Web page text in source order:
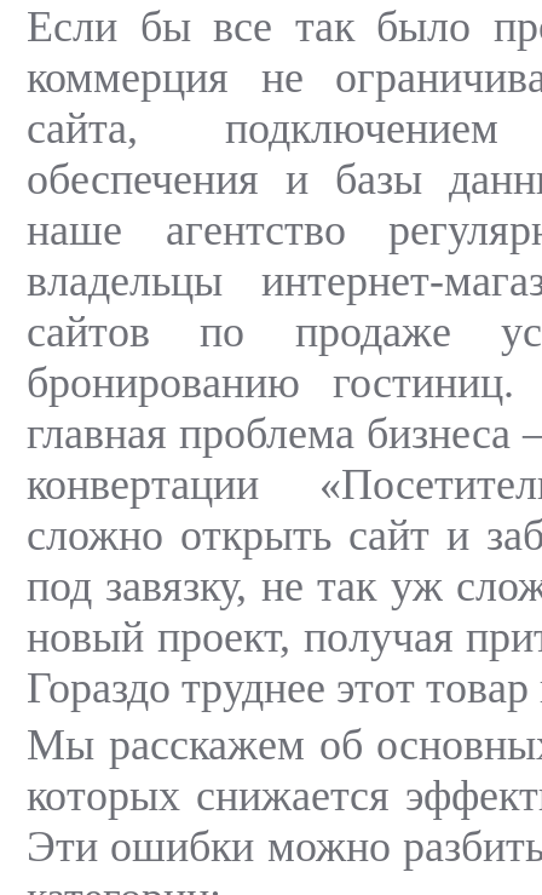
Если бы все так было
коммерция не
сайта, подключением
обеспечения и базы
наше агентство
владельцы интернет-
сайтов по продаже
бронированию
главная проблема бизнеса
конвертации
сложно открыть сайт и
под завязку, не так уж
новый проект, получая
Гораздо труднее этот
Мы расскажем об
которых снижается
Эти ошибки можно